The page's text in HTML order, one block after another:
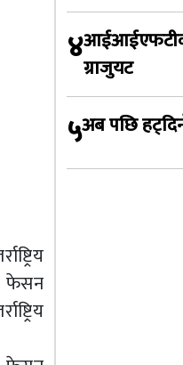
फेसन
४आईआईएफटीका
ग्राजुयट
५अब पछि